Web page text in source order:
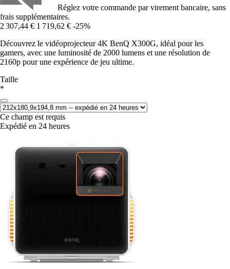
Réglez votre commande par virement bancaire, sans
frais supplémentaires.
2 307,44 € 1 719,62 € -25%
Découvrez le vidéoprojecteur 4K BenQ X300G, idéal pour les
gamers, avec une luminosité de 2000 lumens et une résolution de
2160p pour une expérience de jeu ultime.
Taille
*
Ce champ est requis
Expédié en 24 heures